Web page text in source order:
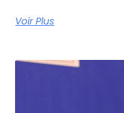
Voir Plus